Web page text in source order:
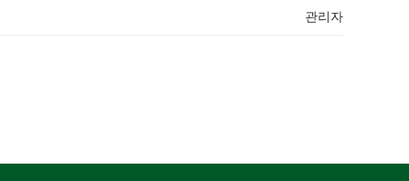
관리자